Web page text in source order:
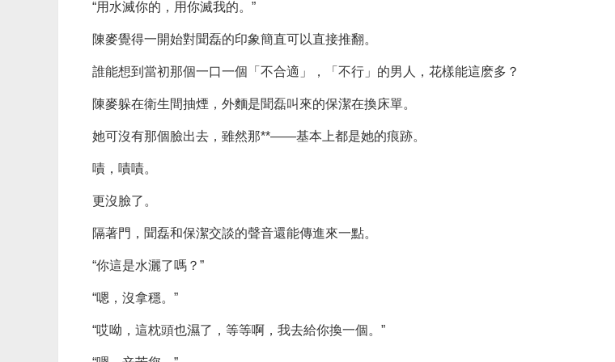
“用水滅你的，用你滅我的。”
陳麥覺得一開始對聞磊的印象簡直可以直接推翻。
誰能想到當初那個一口一個「不合適」，「不行」的男人，花樣能這麽多？
陳麥躲在衛生間抽煙，外麵是聞磊叫來的保潔在換床單。
她可沒有那個臉出去，雖然那**——基本上都是她的痕跡。
嘖，嘖嘖。
更沒臉了。
隔著門，聞磊和保潔交談的聲音還能傳進來一點。
“你這是水灑了嗎？”
“嗯，沒拿穩。”
“哎呦，這枕頭也濕了，等等啊，我去給你換一個。”